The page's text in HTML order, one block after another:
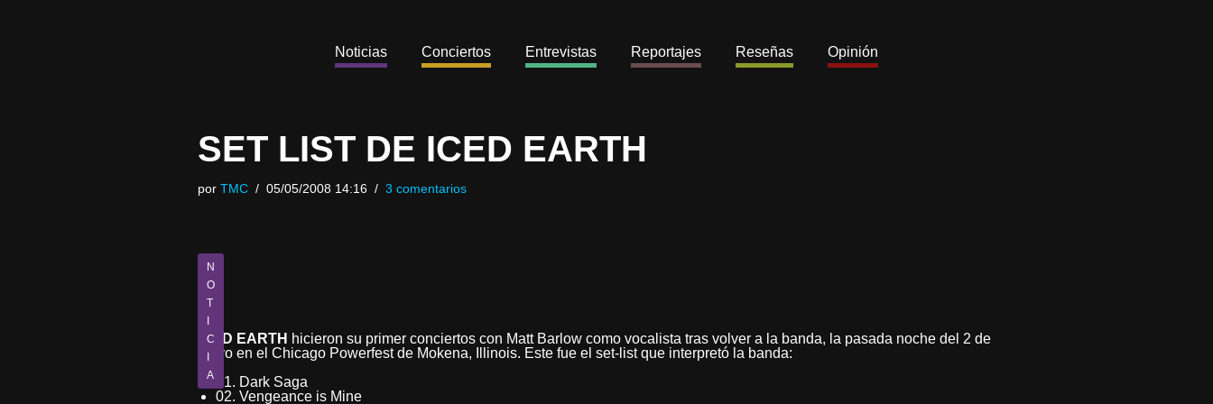
Noticias Conciertos Entrevistas Reportajes Reseñas Opinión
SET LIST DE ICED EARTH
por TMC 05/05/2008 14:16 3 comentarios
N
O
T
C
A
ICED EARTH hicieron su primer conciertos con Matt Barlow como vocalista tras volver a la banda, la pasada noche del 2 de
Mayo en el Chicago Powerfest de Mokena, Illinois. Este fue el set-list que interpretó la banda:
01. Dark Saga
02. Vengeance is Mine